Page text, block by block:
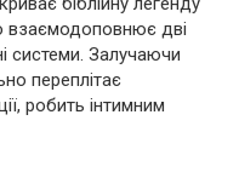
взаємодоповнює дві
системи. Залучаючи
переплітає
робить інтимним